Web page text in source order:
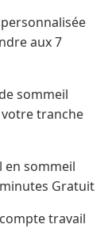
aux 7
sommeil
tranche
en sommeil
Gratuit
travail